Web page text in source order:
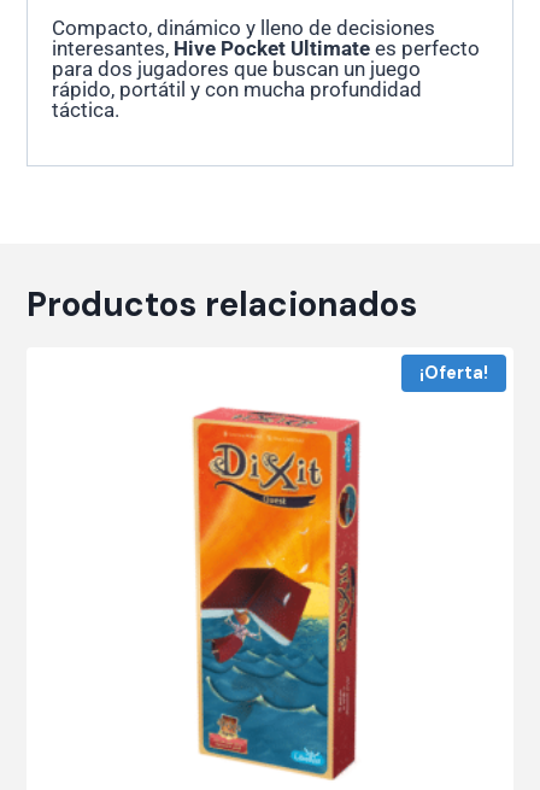
Compacto, dinámico y lleno de decisiones
interesantes, Hive Pocket Ultimate es perfecto
para dos jugadores que buscan un juego
rápido, portátil y con mucha profundidad
táctica.
Productos relacionados
¡Oferta!